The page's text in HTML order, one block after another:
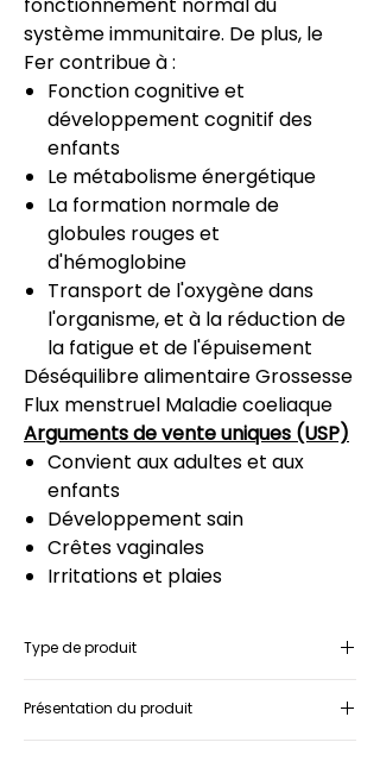
système immunitaire. De plus, le
Fer contribue à :
Fonction cognitive et
développement cognitif des
enfants
Le métabolisme énergétique
La formation normale de
globules rouges et
d'hémoglobine
Transport de l'oxygène dans
l'organisme, et à la réduction de
la fatigue et de l'épuisement
Déséquilibre alimentaireGrossesse
Flux menstruel Maladie coeliaque
Arguments de vente uniques (USP)
Convient aux adultes et aux
enfants
Développement sain
Crêtes vaginales
Irritations et plaies
Type de produit
Présentation du produit